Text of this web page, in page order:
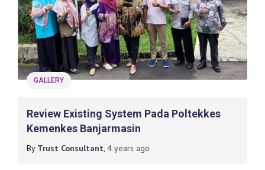
GALLERY
Review Existing System Pada Poltekkes
Kemenkes Banjarmasin
By Trust Consultant, 4 years ago